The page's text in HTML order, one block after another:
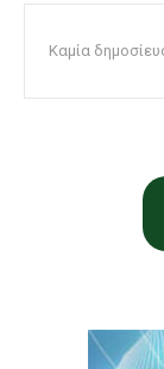
Καμία